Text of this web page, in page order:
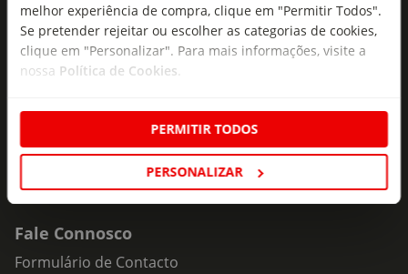
melhor experiência de compra, clique em "Permitir Todos".
Se pretender rejeitar ou escolher as categorias de cookies,
clique em "Personalizar". Para mais informações, visite a
nossa Política de Cookies
PERMITIR TODOS
PERSONALIZAR
Subscreva e descubra campanhas exclusivas,
ofertas e novidades para si.
Insira o seu e-
Fale Connosco
Formulário de Contacto